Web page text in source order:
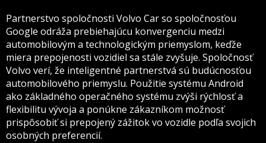
Partnerstvo spoločnosti Volvo Car so spoločnosťou
Google odráža prebiehajúcu konvergenciu medzi
automobilovým a technologickým priemyslom, keďže
miera prepojenosti vozidiel sa stále zvyšuje. Spoločnosť
Volvo verí, že inteligentné partnerstvá sú budúcnosťou
automobilového priemyslu. Použitie systému Android
ako základného operačného systému zvýši rýchlosť a
flexibilitu vývoja a ponúkne zákazníkom možnosť
prispôsobiť si prepojený zážitok vo vozidle podľa svojich
osobných preferencií.